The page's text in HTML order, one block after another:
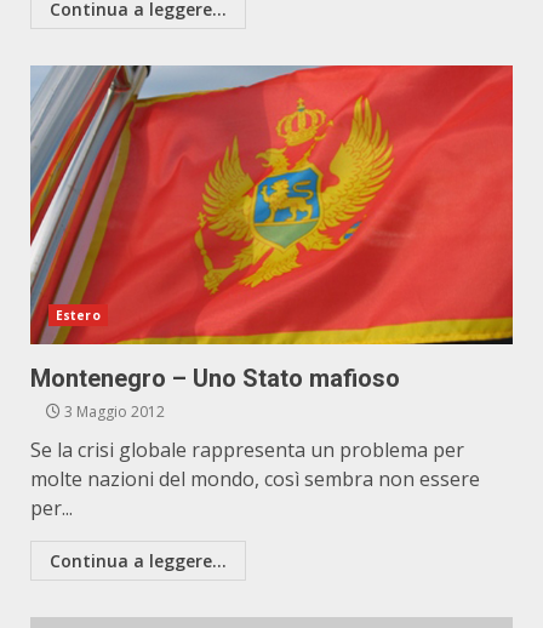
Continua a leggere...
Estero
Montenegro – Uno Stato mafioso
3 Maggio 2012
Se la crisi globale rappresenta un problema per
molte nazioni del mondo, così sembra non essere
per...
Continua a leggere...